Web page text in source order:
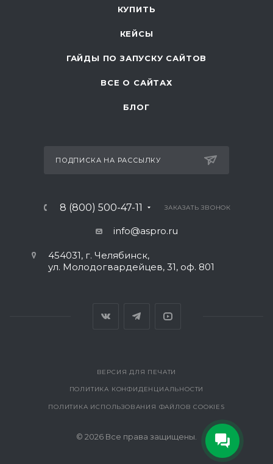
КУПИТЬ
КЕЙСЫ
ГАЙДЫ ПО ЗАПУСКУ САЙТОВ
ВСЕ О САЙТАХ
БЛОГ
ПОДПИСКА НА РАССЫЛКУ
8 (800) 500-47-11 ЗАКАЗАТЬ ЗВОНОК
info@aspro.ru
454031, г. Челябинск,
ул. Молодогвардейцев, 31, оф. 801
ВЕРСИЯ ДЛЯ ПЕЧАТИ
ПОЛИТИКА КОНФИДЕНЦИАЛЬНОСТИ
ПОЛИТИКА ИСПОЛЬЗОВАНИЯ ФАЙЛОВ COOKIES
© 2026 Все права защищены.